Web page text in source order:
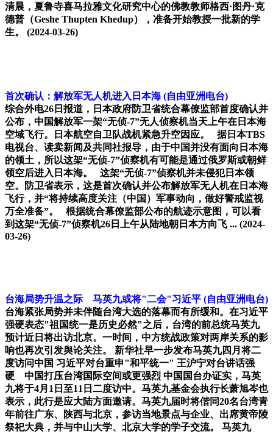
清晨，夏鲁寺喜马拉雅文化研究中心的佛教教师格西·图丹·克
德普（Geshe Thupten Khedup），准备开始教授一批新的学
生。
(2024-03-26)
首次确认：解放军无人机进入日本海 (自由亚洲电台)
综合外电26日报道，日本政府防卫省统合幕僚监部首度确认并
公布，中国解放军一架“无侦-7”无人侦察机当天上午在日本海
空域飞行。日本航空自卫队战机紧急升空因应。 据日本TBS
电视台、读卖新闻及共同社报导，由于中国并没有面向日本海
的领土，所以这架“无侦-7”侦察机有可能是通过俄罗斯或朝鲜
领空后进入日本海。 这架“无侦-7”侦察机并未侵犯日本领
空。防卫省表示，这是首次确认并公布解放军无人机在日本海
飞行，并“将持续高度关注（中国）军事动向，做好警戒监视
万全准备”。 根据统合幕僚监部公布的航迹示意图，可以看
到这架“无侦-7”侦察机26日上午从陆地朝日本方向飞 ... (2024-
03-26)
台海局势升温之际 马英九或将"二会"习近平 (自由亚洲电台)
台海紧张局势并未伴随台湾大选的落幕而有所缓和。在习近平
强硬表态"祖国统一是历史必然"之后，台湾的前总统马英九
预计近日将出访北京。一时间，中方统战政策对两岸关系的影
响也再次引发舆论关注。 新华社早一步发布马英九四月将二
度访问中国 习近平对台重申"和平统一" 王沪宁对台讲话强
硬 中国打压台湾国际空间或更强烈 中国国台办证实，马英
九将于4月1日至11日二度访中。马英九基金会执行长萧旭岑也
表示，此行是应大陆方面邀请。马英九届时将偕同20名台湾青
年前往广东、陕西与北京，参访当地景点与企业、出席黄帝陵
祭祀大典，并与中山大学、北京大学的学子交流。 马英九